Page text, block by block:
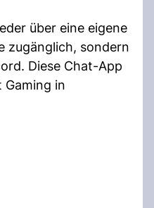
über eine eigene
zugänglich, sondern
Diese Chat-App
in